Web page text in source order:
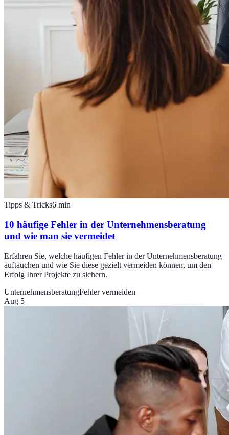
Tipps & Tricks6 min
10 häufige Fehler in der Unternehmensberatung
und wie man sie vermeidet
Erfahren Sie, welche häufigen Fehler in der Unternehmensberatung
auftauchen und wie Sie diese gezielt vermeiden können, um den
Erfolg Ihrer Projekte zu sichern.
UnternehmensberatungFehler vermeiden
Aug 5